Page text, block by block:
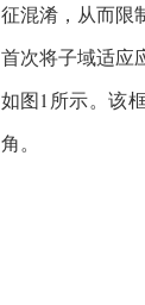
征混淆，从而限
首次将子域适应
如图1所示。该
角。